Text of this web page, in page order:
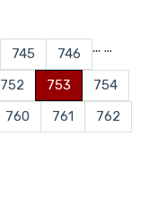
...
745
746
752 753
754
760 761
762
...